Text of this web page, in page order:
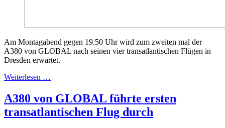
Am Montagabend gegen 19.50 Uhr wird zum zweiten mal der
A380 von GLOBAL nach seinen vier transatlantischen Flügen in
Dresden erwartet.
Weiterlesen …
A380 von GLOBAL führte ersten
transatlantischen Flug durch